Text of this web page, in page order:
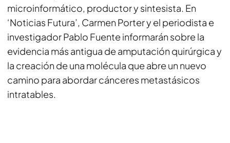
microinformático, productor y sintesista. En
‘Noticias Futura’, Carmen Porter y el periodista e
investigador Pablo Fuente informarán sobre la
evidencia más antigua de amputación quirúrgica y
la creación de una molécula que abre un nuevo
camino para abordar cánceres metastásicos
intratables.